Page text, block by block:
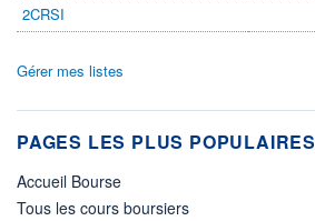
2CRSI
Gérer mes listes
PAGES LES PLUS POPULAIRES
Accueil Bourse
Tous les cours boursiers